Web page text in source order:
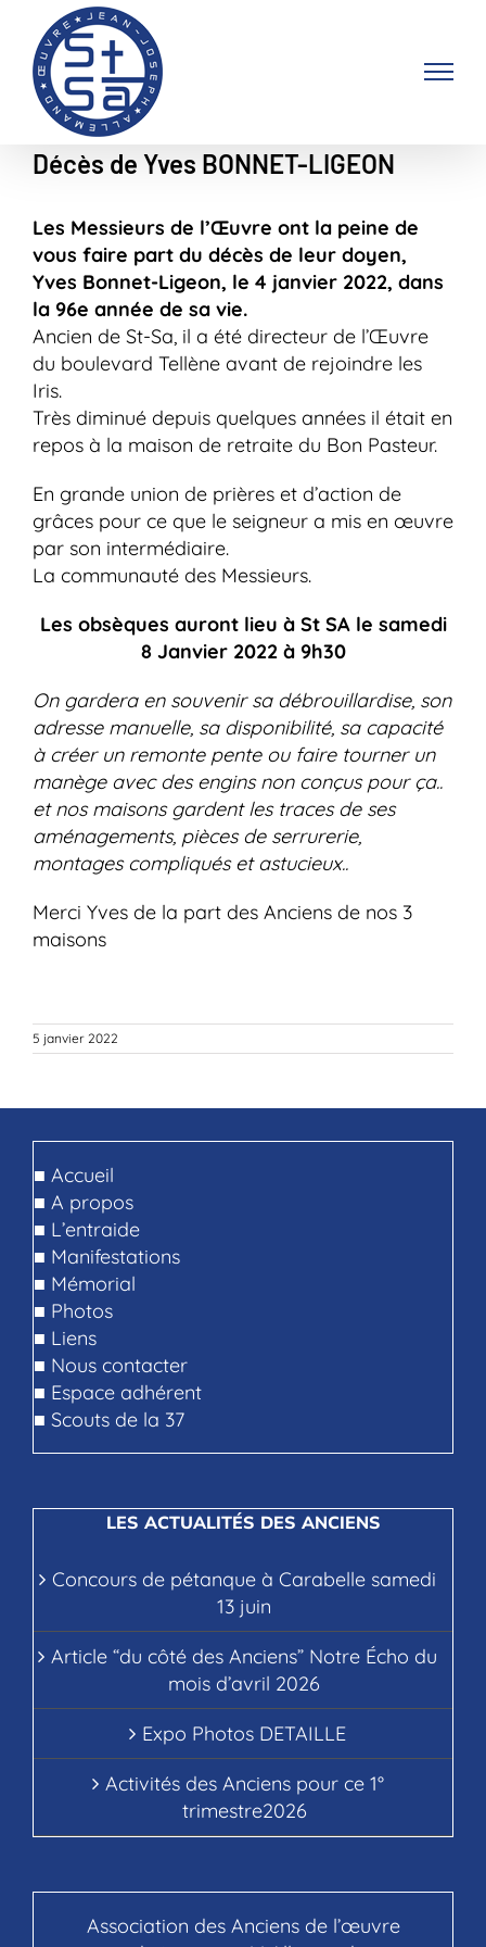
contenu
Décès de Yves BONNET-LIGEON
Les Messieurs de l’Œuvre ont la peine de
vous faire part du décès de leur doyen,
Yves Bonnet-Ligeon, le 4 janvier 2022, dans
la 96e année de sa vie.
Ancien de St-Sa, il a été directeur de l’Œuvre
du boulevard Tellène avant de rejoindre les
Iris.
Très diminué depuis quelques années il était en
repos à la maison de retraite du Bon Pasteur.
En grande union de prières et d’action de
grâces pour ce que le seigneur a mis en œuvre
par son intermédiaire.
La communauté des Messieurs.
Les obsèques auront lieu à St SA le samedi
8 Janvier 2022 à 9h30
On gardera en souvenir sa débrouillardise, son
adresse manuelle, sa disponibilité, sa capacité
à créer un remonte pente ou faire tourner un
manège avec des engins non conçus pour ça..
et nos maisons gardent les traces de ses
aménagements, pièces de serrurerie,
montages compliqués et astucieux..
Merci Yves de la part des Anciens de nos 3
maisons
5 janvier 2022
■ Accueil
■ A propos
■ L’entraide
■ Manifestations
■ Mémorial
■ Photos
■ Liens
■ Nous contacter
■ Espace adhérent
■ Scouts de la 37
LES ACTUALITÉS DES ANCIENS
Concours de pétanque à Carabelle samedi
13 juin
Article “du côté des Anciens” Notre Écho du
mois d’avril 2026
Expo Photos DETAILLE
Activités des Anciens pour ce 1°
trimestre2026
Association des Anciens de l’œuvre